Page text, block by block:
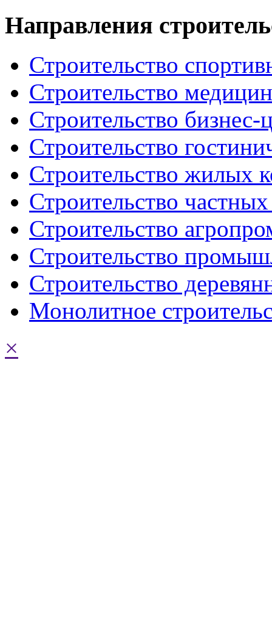
Направления
Строительство
Строительство
Строительство бизнес-
Строительство
Строительство жилых
Строительство
Строительство
Строительство
Строительство
Монолитное
×